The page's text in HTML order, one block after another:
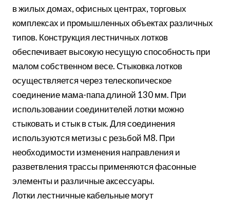
в жилых домах, офисных центрах, торговых
комплексах и промышленных объектах различных
типов. Конструкция лестничных лотков
обеспечивает высокую несущую способность при
малом собственном весе. Стыковка лотков
осуществляется через телескопическое
соединение мама-папа длиной 130 мм. При
использовании соединителей лотки можно
стыковать и стык в стык. Для соединения
используются метизы с резьбой М8. При
необходимости изменения направления и
разветвления трассы применяются фасонные
элементы и различные аксессуары.
Лотки лестничные кабельные могут